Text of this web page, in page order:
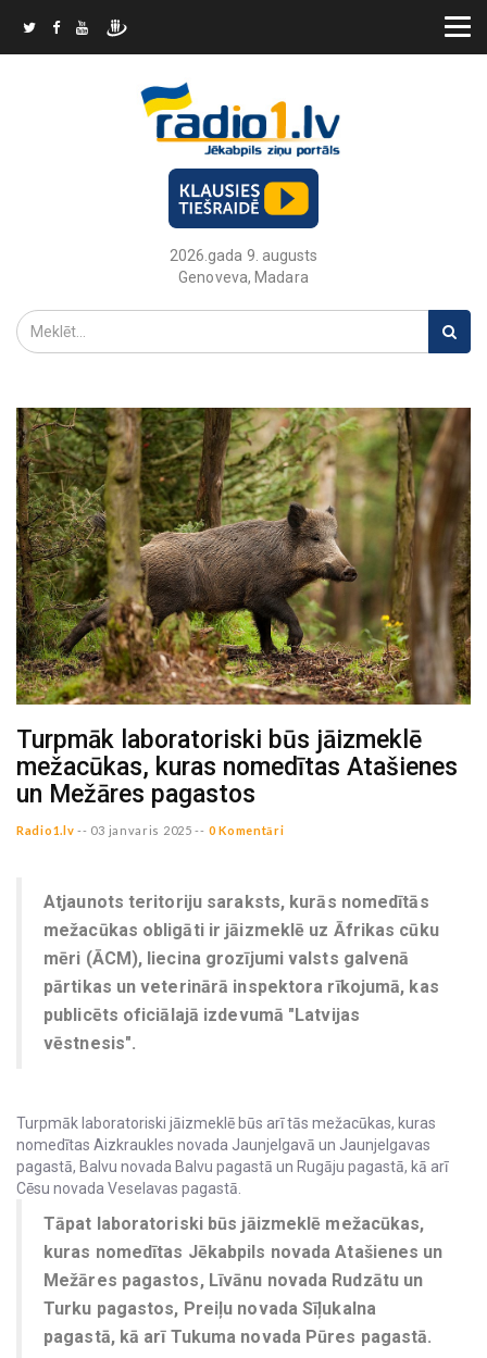
2026.gada 9. augusts
Genoveva, Madara
Turpmāk laboratoriski būs jāizmeklē
mežacūkas, kuras nomedītas Atašienes
un Mežāres pagastos
Radio1.lv -- 03 janvaris 2025 -- 0 Komentāri
Atjaunots teritoriju saraksts, kurās nomedītās
mežacūkas obligāti ir jāizmeklē uz Āfrikas cūku
mēri (ĀCM), liecina grozījumi valsts galvenā
pārtikas un veterinārā inspektora rīkojumā, kas
publicēts oficiālajā izdevumā "Latvijas
vēstnesis".
Turpmāk laboratoriski jāizmeklē būs arī tās mežacūkas, kuras
nomedītas Aizkraukles novada Jaunjelgavā un Jaunjelgavas
pagastā, Balvu novada Balvu pagastā un Rugāju pagastā, kā arī
Cēsu novada Veselavas pagastā.
Tāpat laboratoriski būs jāizmeklē mežacūkas,
kuras nomedītas Jēkabpils novada Atašienes un
Mežāres pagastos, Līvānu novada Rudzātu un
Turku pagastos, Preiļu novada Sīļukalna
pagastā, kā arī Tukuma novada Pūres pagastā.